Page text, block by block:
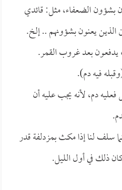
بشؤون الضعفاء، مثل: قائدي
الذين يعنون بشؤونهم .. إلخ.
بعد غروب القمر.
فيه دم).
دم، لأنه يجب عليه أن
سلف لنا إذا مكث بمزدلفة قدر
ذلك في أول الليل.